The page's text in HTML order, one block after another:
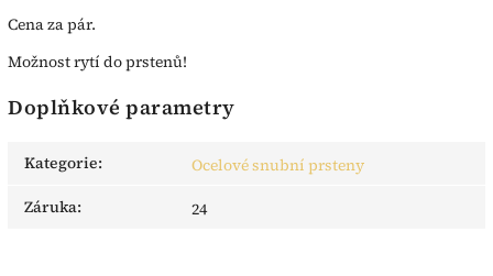
Cena za pár.
Možnost rytí do prstenů!
Doplňkové parametry
Kategorie:
Ocelové snubní prsteny
Záruka: 24